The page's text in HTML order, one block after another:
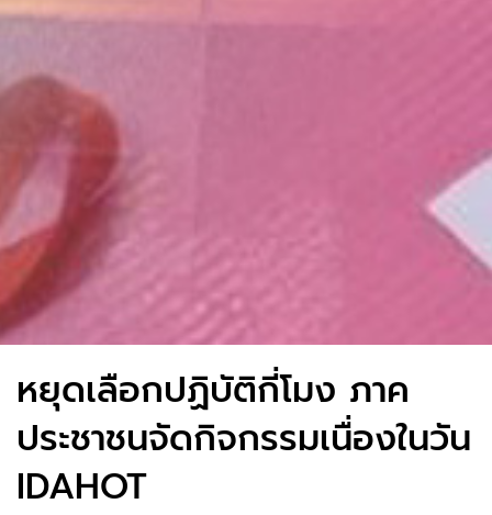
หยุดเลือกปฏิบัติกี่โมง ภาค
ประชาชนจัดกิจกรรมเนื่องในวัน
IDAHOT